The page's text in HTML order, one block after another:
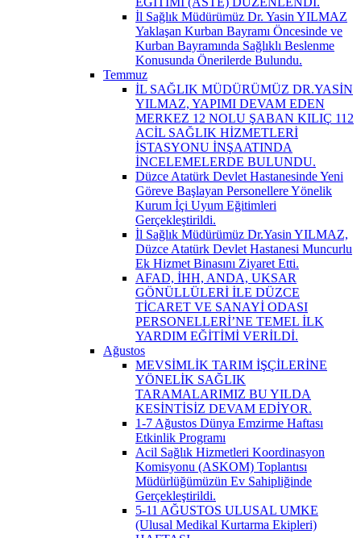
İl Sağlık Müdürümüz Dr. Yasin YILMAZ
Yaklaşan Kurban Bayramı Öncesinde ve
Kurban Bayramında Sağlıklı Beslenme
Konusunda Önerilerde Bulundu.
Temmuz
İL SAĞLIK MÜDÜRÜMÜZ DR.YASİN
YILMAZ, YAPIMI DEVAM EDEN
MERKEZ 12 NOLU ŞABAN KILIÇ 112
ACİL SAĞLIK HİZMETLERİ
İSTASYONU İNŞAATINDA
İNCELEMELERDE BULUNDU.
Düzce Atatürk Devlet Hastanesinde Yeni
Göreve Başlayan Personellere Yönelik
Kurum İçi Uyum Eğitimleri
Gerçekleştirildi.
İl Sağlık Müdürümüz Dr.Yasin YILMAZ,
Düzce Atatürk Devlet Hastanesi Muncurlu
Ek Hizmet Binasını Ziyaret Etti.
AFAD, İHH, ANDA, UKSAR
GÖNÜLLÜLERİ İLE DÜZCE
TİCARET VE SANAYİ ODASI
PERSONELLERİ’NE TEMEL İLK
YARDIM EĞİTİMİ VERİLDİ.
Ağustos
MEVSİMLİK TARIM İŞÇİLERİNE
YÖNELİK SAĞLIK
TARAMALARIMIZ BU YILDA
KESİNTİSİZ DEVAM EDİYOR.
1-7 Ağustos Dünya Emzirme Haftası
Etkinlik Programı
Acil Sağlık Hizmetleri Koordinasyon
Komisyonu (ASKOM) Toplantısı
Müdürlüğümüzün Ev Sahipliğinde
Gerçekleştirildi.
5-11 AĞUSTOS ULUSAL UMKE
(Ulusal Medikal Kurtarma Ekipleri)